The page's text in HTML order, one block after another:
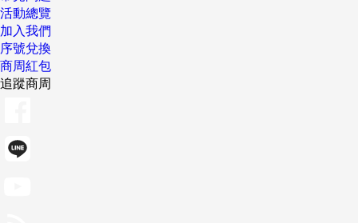
活動總覽
加入我們
序號兌換
商周紅包
追蹤商周